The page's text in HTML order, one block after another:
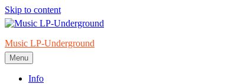
Skip to content
Music LP-Underground
samo muzika i …..
Menu
Info